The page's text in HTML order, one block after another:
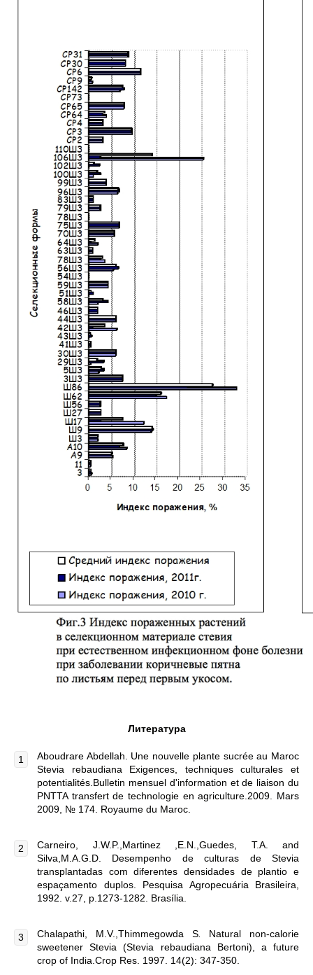
Литература
Aboudrare Abdellah. Une nouvelle plante sucrée au Maroc
Stevia rebaudiana Exigences, techniques culturales et
potentialités.Bulletin mensuel d'information et de liaison du
PNTTA transfert de technologie en agriculture.2009. Mars
2009, № 174. Royaume du Maroc.
Carneiro, J.W.P.,Martinez ,E.N.,Guedes, T.A. and
Silva,M.A.G.D. Desempenho de culturas de Stevia
transplantadas com diferentes densidades de plantio e
espaçamento duplos. Pesquisa Agropecuária Brasileira,
1992. v.27, p.1273-1282. Brasília.
Chalapathi, M.V.,Thimmegowda S.
Natural non-calorie
sweetener Stevia (Stevia rebaudiana Bertoni), a future
crop of India.Crop Res. 1997. 14(2): 347-350.